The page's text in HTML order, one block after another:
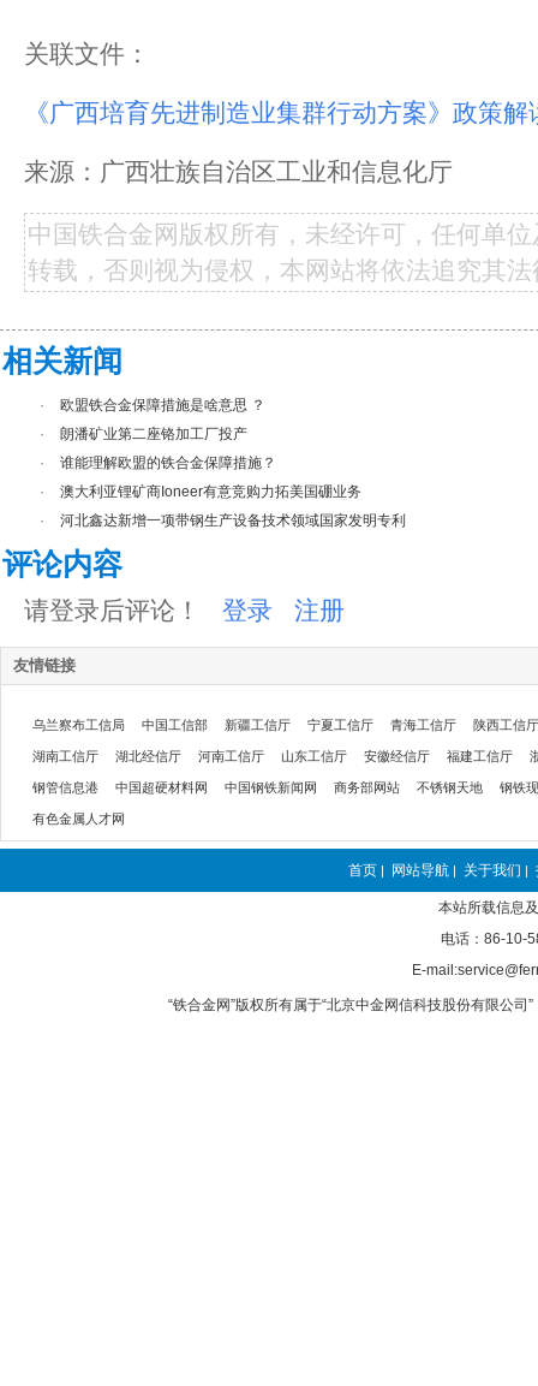
关联文件：
《广西培育先进制造业集群行动方案》政策解
来源：广西壮族自治区工业和信息化厅
中国铁合金网版权所有，未经许可，任何单
转载，否则视为侵权，本网站将依法追究其
相关新闻
·
欧盟铁合金保障措施是啥意思 ？
·
朗潘矿业第二座铬加工厂投产
·
谁能理解欧盟的铁合金保障措施？
·
澳大利亚锂矿商Ioneer有意竞购力拓美国硼业务
·
河北鑫达新增一项带钢生产设备技术领域国家发明专利
评论内容
请登录后评论！ 登录 注册
友情链接
乌兰察布工信局 中国工信部 新疆工信厅 宁夏工信厅 青海工信厅 陕西工信厅
湖南工信厅 湖北经信厅 河南工信厅 山东工信厅 安徽经信厅 福建工信厅
钢管信息港 中国超硬材料网 中国钢铁新闻网 商务部网站 不锈钢天地 钢铁
有色金属人才网
首页 | 网站导航 | 关于我们 |
本站所载信息
电话：86-10-
E-
“铁合金网”版权所有属于“北京中金网信科技股份有限公司